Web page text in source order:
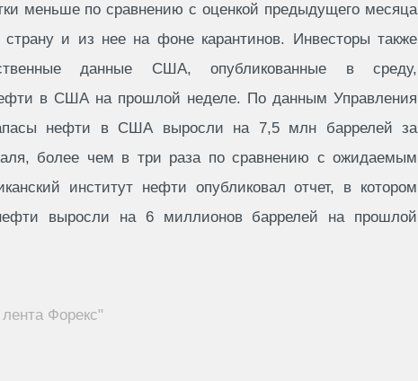
меньше по сравнению с оценкой предыдущего месяца
страну и из нее на фоне карантинов. Инвесторы также
данные США, опубликованные в среду,
в США на прошлой неделе. По данным Управления
нефти в США выросли на 7,5 млн баррелей за
более чем в три раза по сравнению с ожидаемым
институт нефти опубликовал отчет, в котором
выросли на 6 миллионов баррелей на прошлой
Форекс"